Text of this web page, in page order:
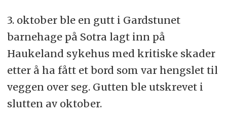
3. oktober ble en gutt i Gardstunet
barnehage på Sotra lagt inn på
Haukeland sykehus med kritiske skader
etter å ha fått et bord som var hengslet til
veggen over seg. Gutten ble utskrevet i
slutten av oktober.